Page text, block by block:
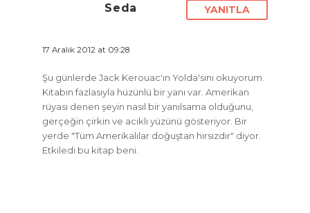
Seda
17 Aralık 2012 at 09:28
YANITLA
Şu günlerde Jack Kerouac'ın Yolda'sını okuyorum.
Kitabın fazlasıyla hüzünlü bir yanı var. Amerikan
rüyası denen şeyin nasıl bir yanılsama olduğunu,
gerçeğin çirkin ve acıklı yüzünü gösteriyor. Bir
yerde "Tüm Amerikalılar doğuştan hırsızdır" diyor.
Etkiledi bu kitap beni.